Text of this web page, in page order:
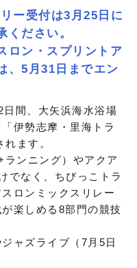
ー受付は3月25日に
ください。
ロン・スプリントア
、5月31日までエン
間、大矢浜海水浴場
伊勢志摩・里海トラ
ます。
ランニング）やアクア
でなく、ちびっこトラ
ロンミックスリレー
楽しめる8部門の競技
ャズライブ（7月5日